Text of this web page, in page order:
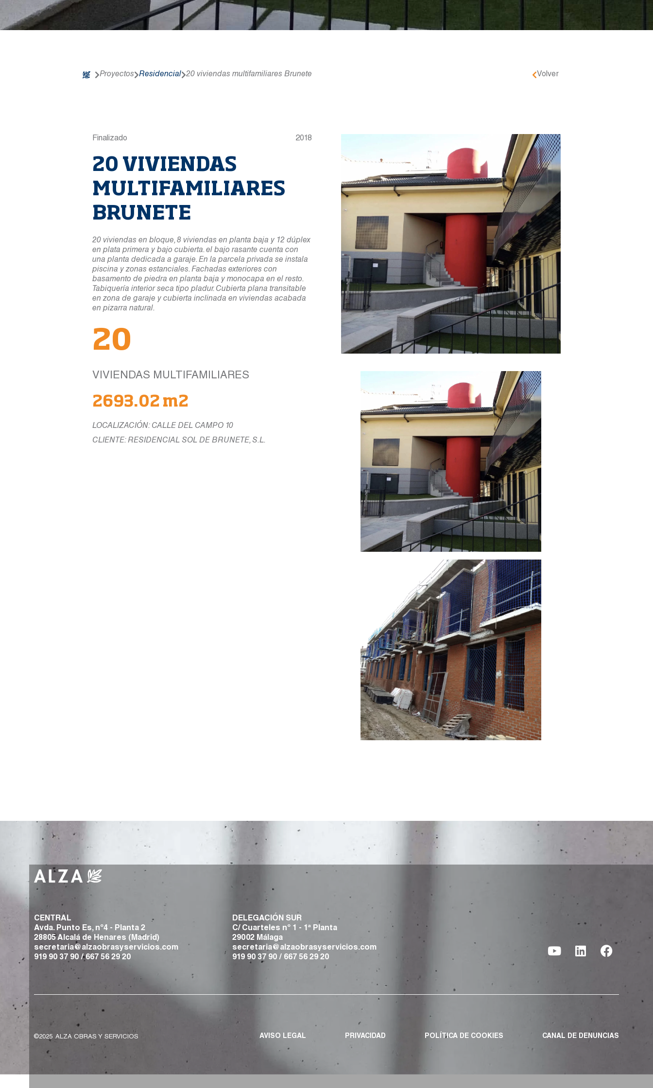
Proyectos Residencial 20 viviendas multifamiliares Brunete Volver
Finalizado 2018
20 VIVIENDAS
MULTIFAMILIARES
BRUNETE
20 viviendas en bloque, 8 viviendas en planta baja y 12 dúplex
en plata primera y bajo cubierta. el bajo rasante cuenta con
una planta dedicada a garaje. En la parcela privada se instala
piscina y zonas estanciales. Fachadas exteriores con
basamento de piedra en planta baja y monocapa en el resto.
Tabiquería interior seca tipo pladur. Cubierta plana transitable
en zona de garaje y cubierta inclinada en viviendas acabada
en pizarra natural.
20
VIVIENDAS MULTIFAMILIARES
2693.02 m2
LOCALIZACIÓN: CALLE DEL CAMPO 10
CLIENTE: RESIDENCIAL SOL DE BRUNETE, S.L.
CENTRAL
Avda. Punto Es, nº4 - Planta 2
28805 Alcalá de Henares (Madrid)
secretaria@alzaobrasyservicios.com
919 90 37 90 / 667 56 29 20
DELEGACIÓN SUR
C/ Cuarteles nº 1 - 1ª Planta
29002 Málaga
secretaria@alzaobrasyservicios.com
919 90 37 90 / 667 56 29 20
©2025 ALZA OBRAS Y SERVICIOS AVISO LEGAL PRIVACIDAD POLÍTICA DE COOKIES CANAL DE DENUNCIAS